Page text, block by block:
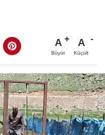
A
Büyüt
A
Küçült